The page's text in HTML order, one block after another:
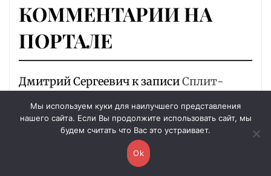
КОММЕНТАРИИ НА
ПОРТАЛЕ
Дмитрий Сергеевичк записиСплит-
система инверторная GoldStar GSACI-
07HN1 в Королёве
Мультисплит-системы
Мы используем куки для наилучшего представления
нашего сайта. Если Вы продолжите использовать сайт, мы
будем считать что Вас это устраивает.
Ok